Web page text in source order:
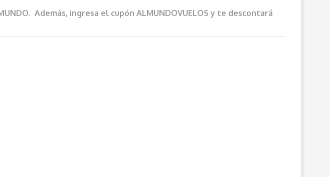
Además, ingresa el cupón ALMUNDOVUELOS y te descontará